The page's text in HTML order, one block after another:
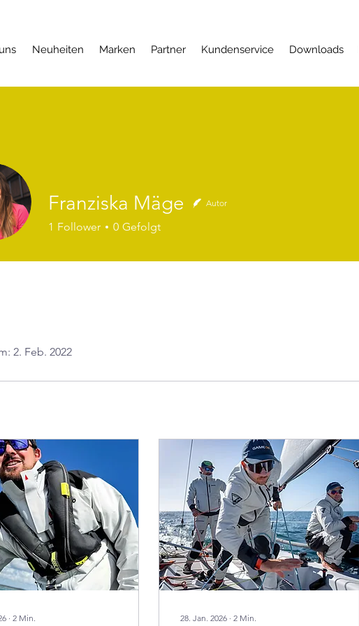
Neuheiten Marken Partner Kundenservice Downloads
2. Feb. 2022
∙ 2 Min. 28. Jan. 2026 ∙ 2 Min.
Franziska Mäge Autor
1 Follower 0 Gefolgt